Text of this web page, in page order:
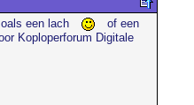
een lach
of een
Koploperforum Digitale